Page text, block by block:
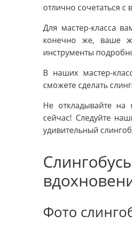
отлично сочетаться
Для мастер-класса
конечно же, ваше
инструменты
В наших мастер-
сможете сделать
Не откладывайте на
сейчас! Следуйте
удивительный
Фото